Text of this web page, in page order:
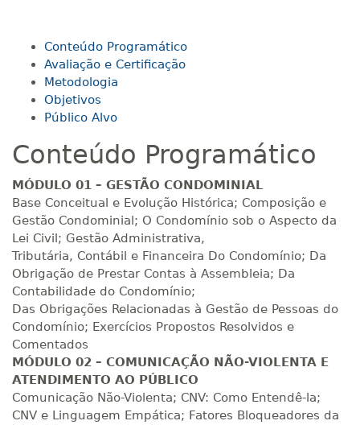
Conteúdo Programático
Avaliação e Certificação
Metodologia
Objetivos
Público Alvo
Conteúdo Programático
MÓDULO 01 – GESTÃO CONDOMINIAL
Base Conceitual e Evolução Histórica; Composição e
Gestão Condominial; O Condomínio sob o Aspecto da
Lei Civil; Gestão Administrativa,
Tributária, Contábil e Financeira Do Condomínio; Da
Obrigação de Prestar Contas à Assembleia; Da
Contabilidade do Condomínio;
Das Obrigações Relacionadas à Gestão de Pessoas do
Condomínio; Exercícios Propostos Resolvidos e
Comentados
MÓDULO 02 – COMUNICAÇÃO NÃO-VIOLENTA E
ATENDIMENTO AO PÚBLICO
Comunicação Não-Violenta; CNV: Como Entendê-la;
CNV e Linguagem Empática; Fatores Bloqueadores da